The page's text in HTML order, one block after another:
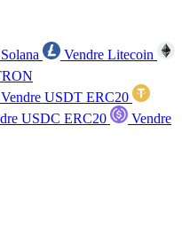
Vendre Litecoin
Vendre USDT ERC20
USDC ERC20
Vendre